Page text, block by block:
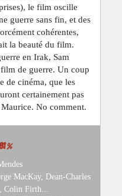
le film oscille
guerre sans fin, et des
cohérentes,
la beauté du film.
en Irak, Sam
de guerre. Un coup
de cinéma, que les
certainement pas
No comment.
%
MacKay, Dean-Charles
Colin Firth...